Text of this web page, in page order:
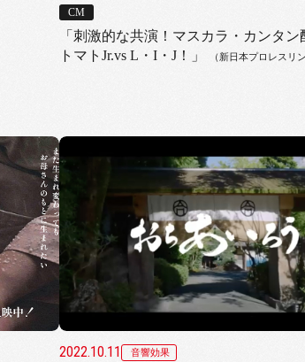
CM
「刺激的な共演！マスカラ・カンタン
トマトJr.vs L・I・J！」
（新日本プロレスリ
2022.10.11 音響効果